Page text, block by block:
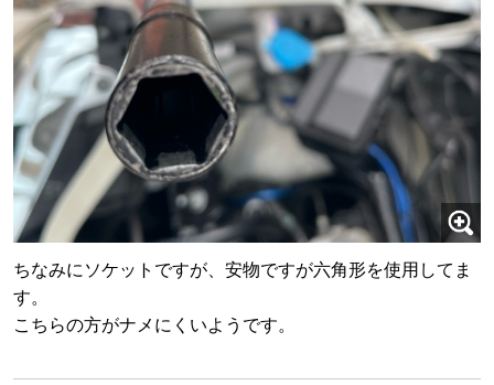
ちなみにソケットですが、安物ですが六角形を使用してま
す。
こちらの方がナメにくいようです。